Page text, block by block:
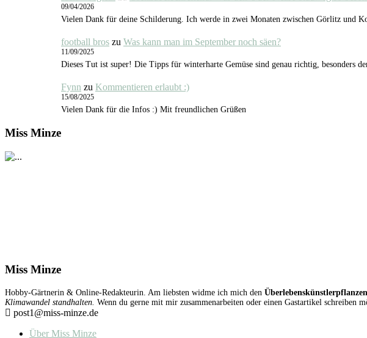
09/04/2026
Vielen Dank für deine Schilderung. Ich werde in zwei Monaten zwischen Görlitz und
football bros zu Was kann man im September noch säen?
11/09/2025
Dieses Tut ist super! Die Tipps für winterharte Gemüse sind genau richtig, besonders
Fynn zu Kommentieren erlaubt :)
15/08/2025
Vielen Dank für die Infos :) Mit freundlichen Grüßen
Miss Minze
Miss Minze
Hobby-Gärtnerin & Online-Redakteurin. Am liebsten widme ich mich den Überlebenskünstlerpflanzen
Klimawandel standhalten. Wenn du gerne mit mir zusammenarbeiten oder einen Gastartikel schreiben
post1@miss-minze.de
Über Miss Minze